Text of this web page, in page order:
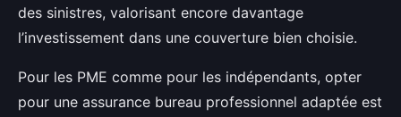
des sinistres, valorisant encore davantage
l’investissement dans une couverture bien choisie.
Pour les PME comme pour les indépendants, opter
pour une assurance bureau professionnel adaptée est